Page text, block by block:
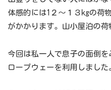
体感的には1２～１３kgの荷
がかかります。山小屋泊の荷
今回は私一人で息子の面倒を
ロープウェーを利用しました